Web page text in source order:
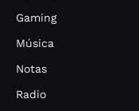
Gaming
Música
Notas
Radio